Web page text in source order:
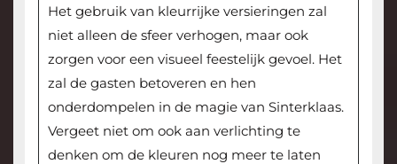
Het gebruik van kleurrijke versieringen zal
niet alleen de sfeer verhogen, maar ook
zorgen voor een visueel feestelijk gevoel. Het
zal de gasten betoveren en hen
onderdompelen in de magie van Sinterklaas.
Vergeet niet om ook aan verlichting te
denken om de kleuren nog meer te laten